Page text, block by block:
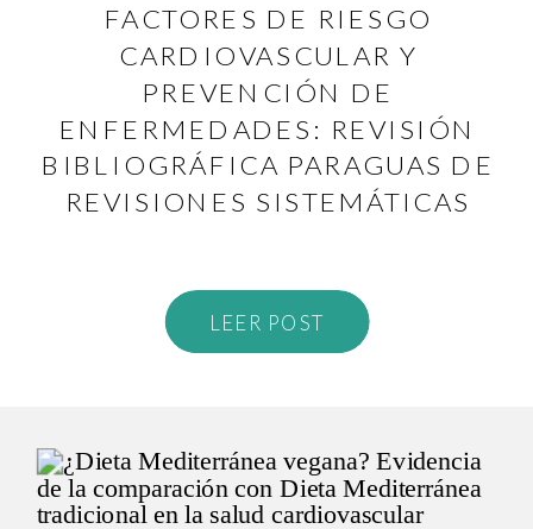
FACTORES DE RIESGO
CARDIOVASCULAR Y
PREVENCIÓN DE
ENFERMEDADES: REVISIÓN
BIBLIOGRÁFICA PARAGUAS DE
REVISIONES SISTEMÁTICAS
LEER POST